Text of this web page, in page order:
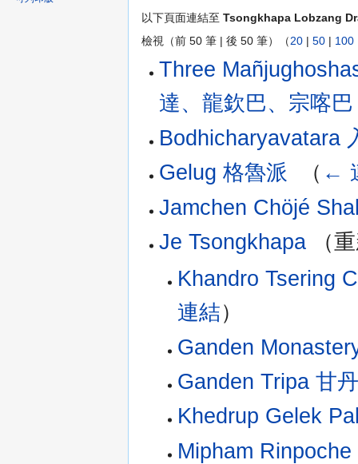
以下頁面連結至 Tsongkhapa Lobzang
檢視（前 50 筆 | 後 50 筆）（20 | 50 | 100
Three
達、龍欽巴、宗喀
Bodhicharyavatara
Gelug 格魯派
（ ←
Jamchen Chöjé
Je Tsongkhapa （
Khandro Tsering
連結）
Ganden
Ganden Tripa 甘
Khedrup Gelek
Mipham